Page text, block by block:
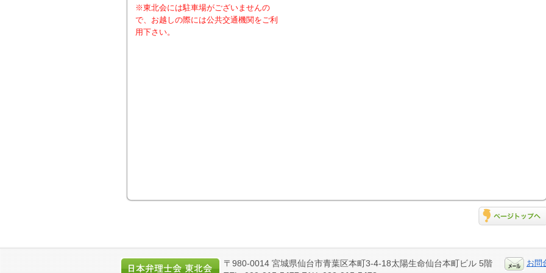
※東北会には駐車場がございませんの
で、お越しの際には公共交通機関をご利
用下さい。
〒980-0014 宮城県仙台市青葉区本町3-4-18太陽生命仙台本町ビル 5階
お問